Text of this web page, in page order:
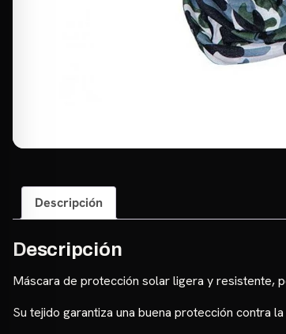
Descripción
Descripción
Máscara de protección solar ligera y resistente,
Su tejido garantiza una buena protección contra